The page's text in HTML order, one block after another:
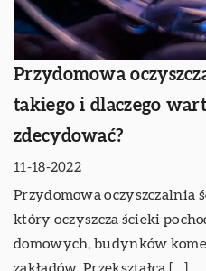
Przydomowa
takiego i dlaczego
zdecydować?
11-18-2022
Przydomowa oczyszczalnia
który oczyszcza ścieki
domowych, budynków
zakładów. Przekształca […]